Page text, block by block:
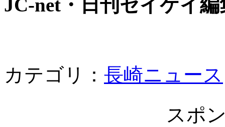
JC-net・日刊セイケイ
カテゴリ： 長崎ニュース
スポ